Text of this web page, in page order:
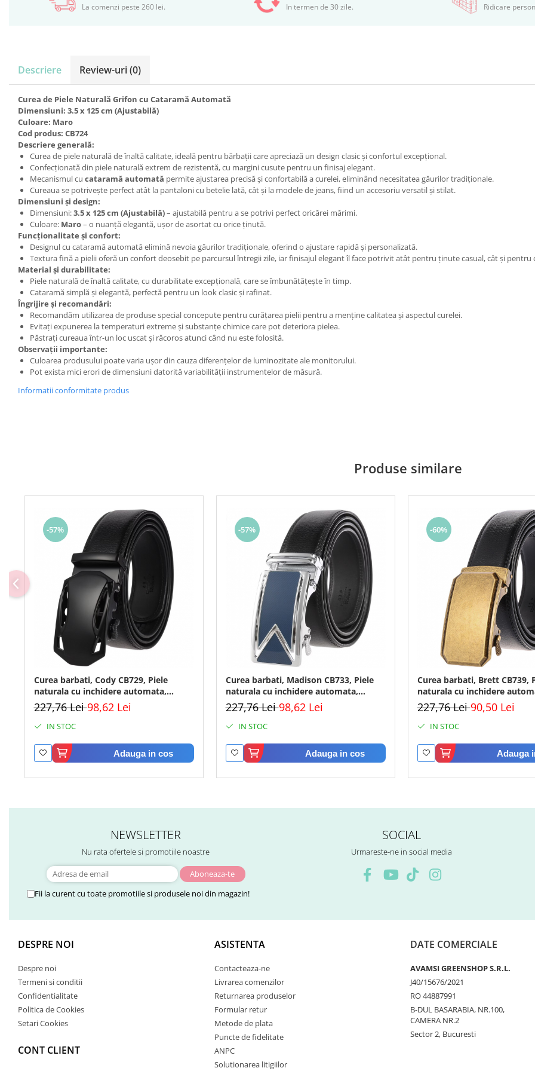
La comenzi peste 260 lei. In termen de 30 zile. Ridicare
Descriere Review-uri(0)
Curea de Piele Naturală Grifon cu Cataramă Automată
Dimensiuni: 3.5 x 125 cm (Ajustabilă)
Culoare: Maro
Cod produs: CB724
Descriere generală:
Curea de piele naturală de înaltă calitate, ideală pentru bărbații care apreciază un design clasic și confortul excepțional.
Confecționată din piele naturală extrem de rezistentă, cu margini cusute pentru un finisaj elegant.
Mecanismul cu cataramă automată permite ajustarea precisă și confortabilă a curelei, eliminând necesitatea găurilor tradiționale.
Cureaua se potrivește perfect atât la pantaloni cu betelie lată, cât și la modele de jeans, fiind un accesoriu versatil și stilat.
Dimensiuni și design:
Dimensiuni:3.5 x 125 cm (Ajustabilă)– ajustabilă pentru a se potrivi perfect oricărei mărimi.
Culoare: Maro– o nuanță elegantă, ușor de asortat cu orice ținută.
Funcționalitate și confort:
Designul cu cataramă automată elimină nevoia găurilor tradiționale, oferind o ajustare rapidă și personalizată.
Textura fină a pielii oferă un confort deosebit pe parcursul întregii zile, iar finisajul elegant îl face potrivit atât pentru ținute casual, cât și pentru
Material și durabilitate:
Piele naturală de înaltă calitate, cu durabilitate excepțională, care se îmbunătățește în timp.
Cataramă simplă și elegantă, perfectă pentru un look clasic și rafinat.
Îngrijire și recomandări:
Recomandăm utilizarea de produse special concepute pentru curățarea pielii pentru a menține calitatea și aspectul curelei.
Evitați expunerea la temperaturi extreme și substanțe chimice care pot deteriora pielea.
Păstrați cureaua într-un loc uscat și răcoros atunci când nu este folosită.
Observații importante:
Culoarea produsului poate varia ușor din cauza diferențelor de luminozitate ale monitorului.
Pot exista mici erori de dimensiuni datorită variabilității instrumentelor de măsură.
Informatii conformitate produs
Produse similare
-57%
Curea barbati, Cody CB729, Piele
naturala cu inchidere automata,
Negru, 3.5x125cm
227,76 Lei98,62 Lei
IN STOC
Adauga in cos
-57%
Curea barbati, Madison CB733, Piele
naturala cu inchidere automata,
Negru, 3.5x125cm
227,76 Lei98,62 Lei
IN STOC
Adauga in cos
-60%
Curea barbati, Brett CB739,
naturala cu inchidere
Negru, 3.5x125cm
227,76 Lei90,50 Lei
IN STOC
Adauga
NEWSLETTER
Nu rata ofertele si promotiile noastre
Fii la curent cu toate promotiile si produsele noi din magazin!
SOCIAL
Urmareste-ne in social media
DESPRE NOI
Despre noi
Termeni si conditii
Confidentialitate
Politica de Cookies
Setari Cookies
CONT CLIENT
ASISTENTA
Contacteaza-ne
Livrarea comenzilor
Returnarea produselor
Formular retur
Metode de plata
Puncte de fidelitate
ANPC
Solutionarea litigiilor
DATE COMERCIALE
AVAMSI GREENSHOP S.R.L.
J40/15676/2021
RO 44887991
B-DUL BASARABIA, NR.100,
CAMERA NR.2
Sector 2, Bucuresti